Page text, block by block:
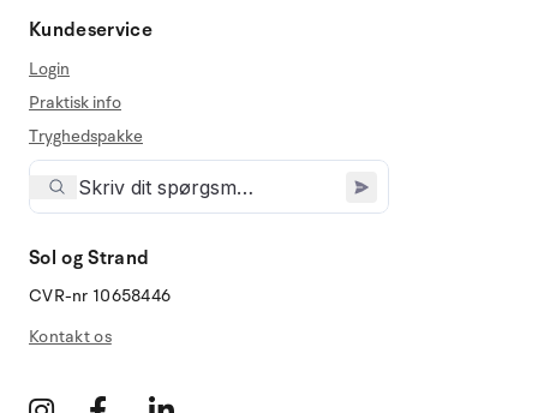
Kundeservice
Login
Praktisk info
Tryghedspakke
Sol og Strand
CVR-nr 10658446
Kontakt os